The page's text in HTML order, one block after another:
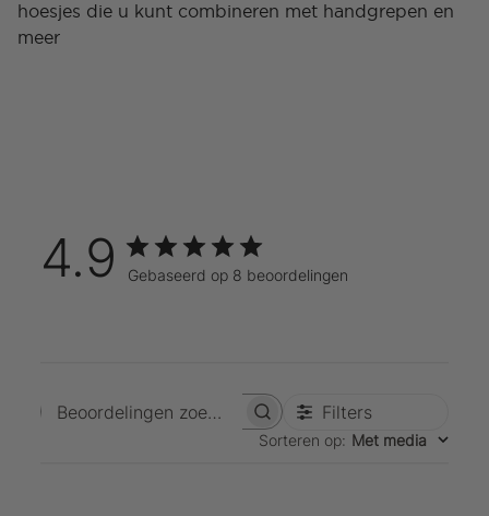
hoesjes die u kunt combineren met handgrepen en
meer
4.9 Gebaseerd op 8 beoordelingen
Beoordelingen zoekenFilters
Sorteren op: Met media